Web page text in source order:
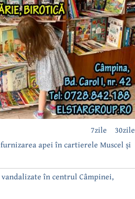
30zile
7zile
furnizarea apei în cartierele Muscel și
în centrul Câmpinei,